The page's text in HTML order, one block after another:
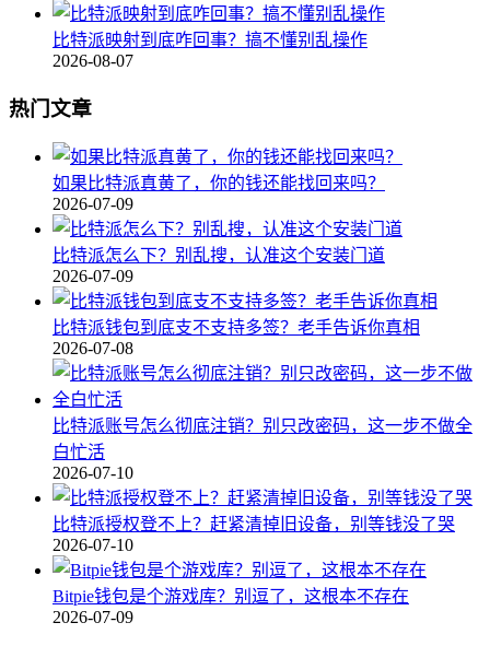
比特派映射到底咋回事？搞不懂别乱操作
2026-08-07
热门文章
如果比特派真黄了，你的钱还能找回来吗？
2026-07-09
比特派怎么下？别乱搜，认准这个安装门道
2026-07-09
比特派钱包到底支不支持多签？老手告诉你真相
2026-07-08
比特派账号怎么彻底注销？别只改密码，这一步不做全
白忙活
2026-07-10
比特派授权登不上？赶紧清掉旧设备，别等钱没了哭
2026-07-10
Bitpie钱包是个游戏库？别逗了，这根本不存在
2026-07-09